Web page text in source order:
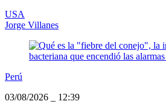
USA
Jorge Villanes
Perú
03/08/2026
12:39